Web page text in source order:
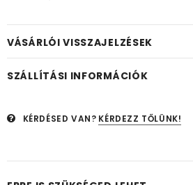
VÁSÁRLÓI VISSZAJELZÉSEK
SZÁLLÍTÁSI INFORMÁCIÓK
KÉRDÉSED VAN? KÉRDEZZ TŐLÜNK!